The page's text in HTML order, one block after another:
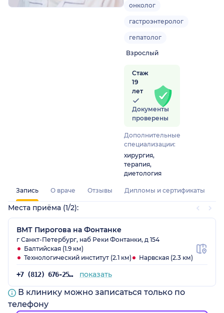
онколог
гастроэнтеролог
гепатолог
Взрослый
Стаж
19
лет
Документы
проверены
Дополнительные
специализации:
хирургия,
терапия,
диетология
Запись О враче Отзывы Дипломы и сертификаты
Места приёма (1/2):
ВМТ Пирогова на Фонтанке
г Санкт-Петербург, наб Реки Фонтанки, д 154
Балтийская (1.9 км)
Технологический институт (2.1 км)
Нарвская (2.3 км)
+7 (812) 676-25-25 показать
В клинику можно записаться только по
телефону